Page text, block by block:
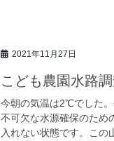
2021年11月27日
こども農園水路
今朝の気温は2℃でした
不可欠な水源確保のため
入れない状態です。こ